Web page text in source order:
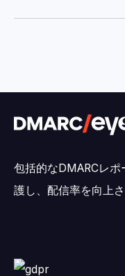
包括的なDMARCレ
護し、配信率を向上さ